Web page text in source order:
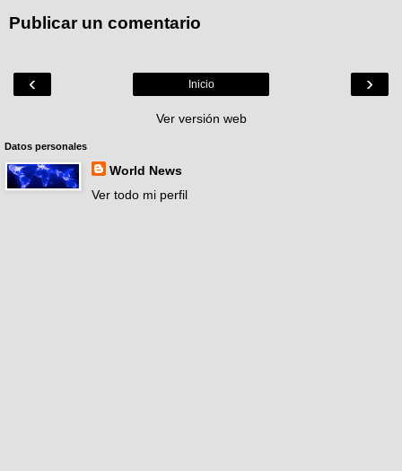
Publicar un comentario
‹ ›
Inicio
Ver versión web
Datos personales
World News
Ver todo mi perfil